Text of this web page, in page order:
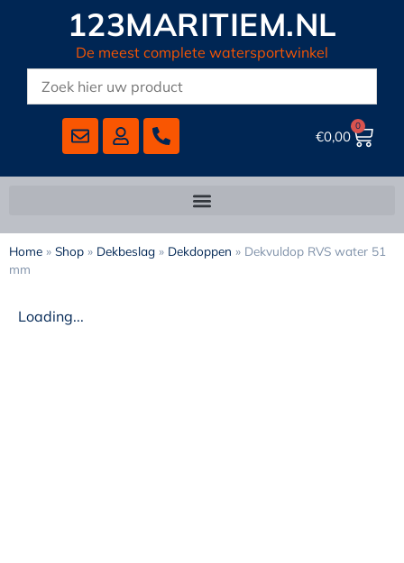
123MARITIEM.NL
De meest complete watersportwinkel
€0,00
0
Home » Shop » Dekbeslag » Dekdoppen » Dekvuldop RVS water 51
mm
Loading...